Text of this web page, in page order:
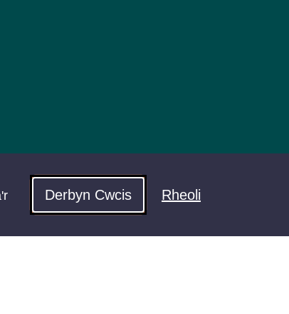
Derbyn Cwcis Rheoli